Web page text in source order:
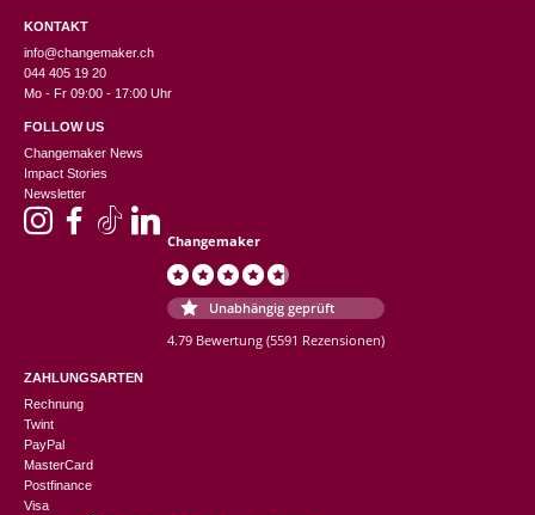
KONTAKT
info@changemaker.ch
044 405 19 20
Mo - Fr 09:00 - 17:00 Uhr
FOLLOW US
Changemaker News
Impact Stories
Newsletter
Changemaker
Unabhängig geprüft
4.79 Bewertung (5591 Rezensionen)
ZAHLUNGSARTEN
Rechnung
Twint
PayPal
MasterCard
Postfinance
Visa